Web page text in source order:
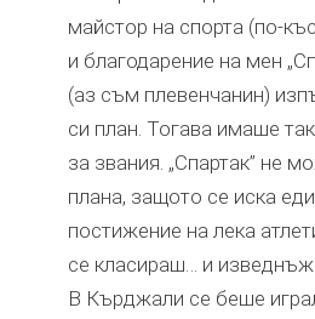
майстор на спорта (по-
и благодарение на мен
(аз съм плевенчанин)
си план. Тогава имаше
за звания. „Спартак” не
плана, защото се иска
постижение на лека
се класираш… и изведнъж
В Кърджали се беше